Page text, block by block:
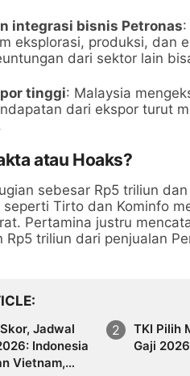
integrasi bisnis Petronas
eksplorasi, produksi, dan
dari sektor lain
tinggi: Malaysia
dari ekspor turut
atau Hoaks?
sebesar Rp5 triliun
Tirto dan Kominfo
Pertamina justru
Rp5 triliun dari penjualan
Jadwal
Indonesia
Vietnam,
TKI Pilih
Gaji